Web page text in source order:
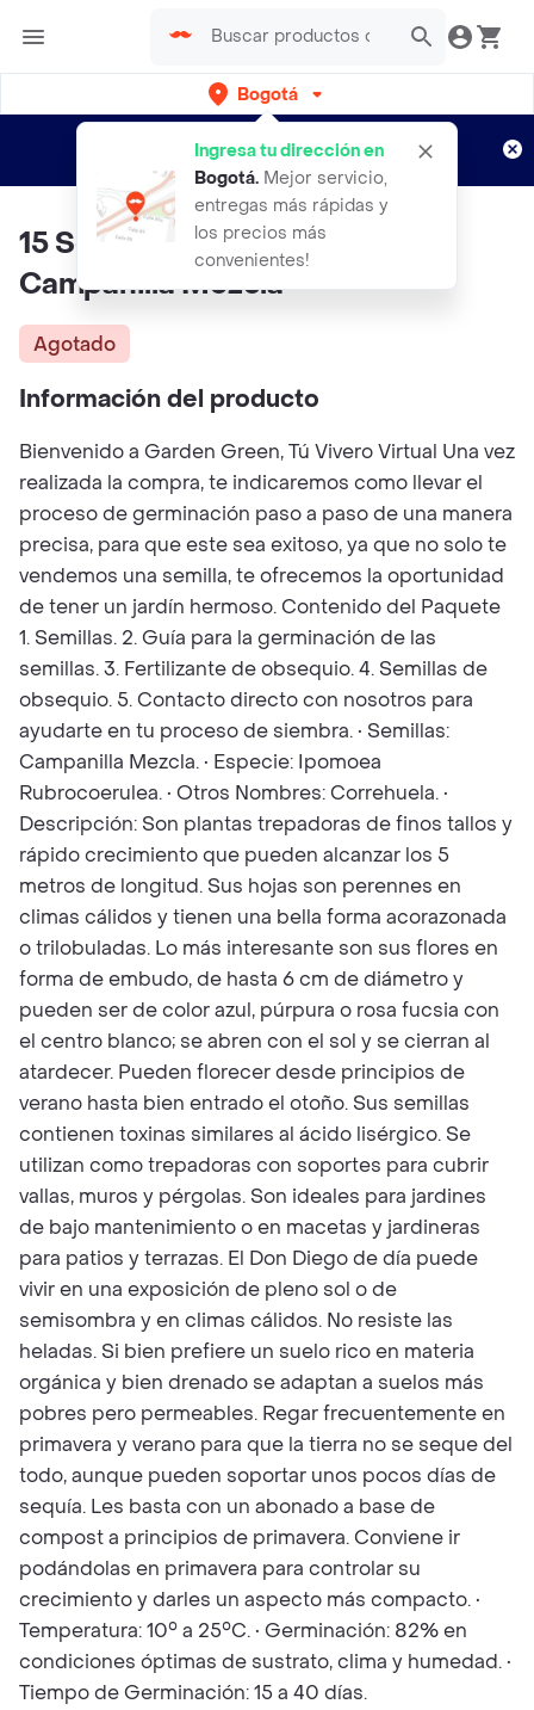
Bogotá
Ingresa tu dirección en
Bogotá. Mejor servicio,
entregas más rápidas y
los precios más
convenientes!
envíos gratis por semanas
Aplican TyC
15 Semillas Orgánicas De Flor
Campanilla Mezcla
Agotado
Información del producto
Bienvenido a Garden Green, Tú Vivero Virtual Una vez
realizada la compra, te indicaremos como llevar el
proceso de germinación paso a paso de una manera
precisa, para que este sea exitoso, ya que no solo te
vendemos una semilla, te ofrecemos la oportunidad
de tener un jardín hermoso. Contenido del Paquete
1. Semillas. 2. Guía para la germinación de las
semillas. 3. Fertilizante de obsequio. 4. Semillas de
obsequio. 5. Contacto directo con nosotros para
ayudarte en tu proceso de siembra. • Semillas:
Campanilla Mezcla. • Especie: Ipomoea
Rubrocoerulea. • Otros Nombres: Correhuela. •
Descripción: Son plantas trepadoras de finos tallos y
rápido crecimiento que pueden alcanzar los 5
metros de longitud. Sus hojas son perennes en
climas cálidos y tienen una bella forma acorazonada
o trilobuladas. Lo más interesante son sus flores en
forma de embudo, de hasta 6 cm de diámetro y
pueden ser de color azul, púrpura o rosa fucsia con
el centro blanco; se abren con el sol y se cierran al
atardecer. Pueden florecer desde principios de
verano hasta bien entrado el otoño. Sus semillas
contienen toxinas similares al ácido lisérgico. Se
utilizan como trepadoras con soportes para cubrir
vallas, muros y pérgolas. Son ideales para jardines
de bajo mantenimiento o en macetas y jardineras
para patios y terrazas. El Don Diego de día puede
vivir en una exposición de pleno sol o de
semisombra y en climas cálidos. No resiste las
heladas. Si bien prefiere un suelo rico en materia
orgánica y bien drenado se adaptan a suelos más
pobres pero permeables. Regar frecuentemente en
primavera y verano para que la tierra no se seque del
todo, aunque pueden soportar unos pocos días de
sequía. Les basta con un abonado a base de
compost a principios de primavera. Conviene ir
podándolas en primavera para controlar su
crecimiento y darles un aspecto más compacto. •
Temperatura: 10° a 25°C. • Germinación: 82% en
condiciones óptimas de sustrato, clima y humedad. •
Tiempo de Germinación: 15 a 40 días.